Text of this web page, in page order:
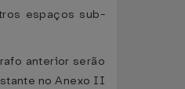
espaços sub-
anterior serão
no Anexo II